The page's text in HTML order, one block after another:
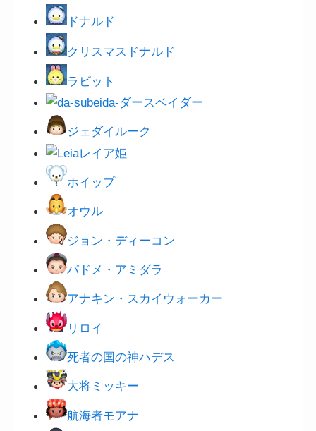
ドナルド
クリスマスドナルド
ラビット
ダースベイダー
ジェダイルーク
レイア姫
ホイップ
オウル
ジョン・ディーコン
パドメ・アミダラ
アナキン・スカイウォーカー
リロイ
死者の国の神ハデス
大将ミッキー
航海者モアナ